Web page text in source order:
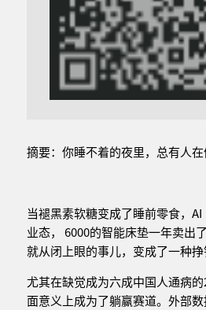
摘要：你睡不着的夜里，总有人在
当褪黑素软糖变成了睡前零食，
业态， 6000的智能床垫一年卖出
就从闭上眼的事儿，变成了一种挣
尤其在缺觉成为六成中国人通病
面意义上成为了躺赢赛道。外部